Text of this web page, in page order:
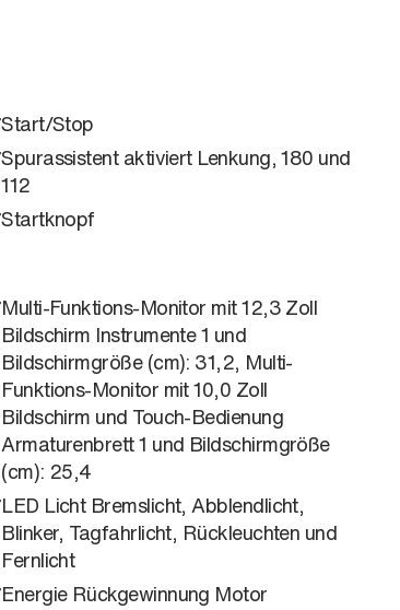
Start/Stop
Spurassistent aktiviert Lenkung, 180 und
112
Startknopf
Multi-Funktions-Monitor mit 12,3 Zoll
Bildschirm Instrumente 1 und
Bildschirmgröße (cm): 31,2, Multi-
Funktions-Monitor mit 10,0 Zoll
Bildschirm und Touch-Bedienung
Armaturenbrett 1 und Bildschirmgröße
(cm): 25,4
LED Licht Bremslicht, Abblendlicht,
Blinker, Tagfahrlicht, Rückleuchten und
Fernlicht
Energie Rückgewinnung Motor